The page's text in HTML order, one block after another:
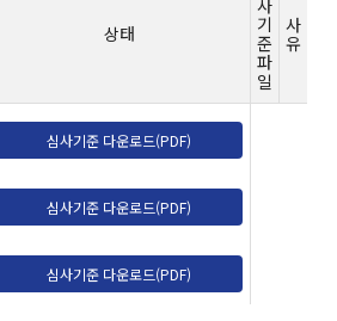
상태
기
준
파
일
사
유
심사기준 다운로드(PDF)
심사기준 다운로드(PDF)
심사기준 다운로드(PDF)